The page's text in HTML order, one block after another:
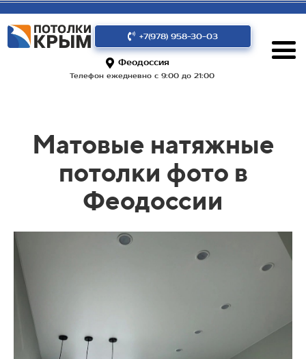
+7(978) 958-30-03
Феодоссия
Телефон ежедневно с 9:00 до 21:00
Матовые натяжные
потолки фото в
Феодоссии